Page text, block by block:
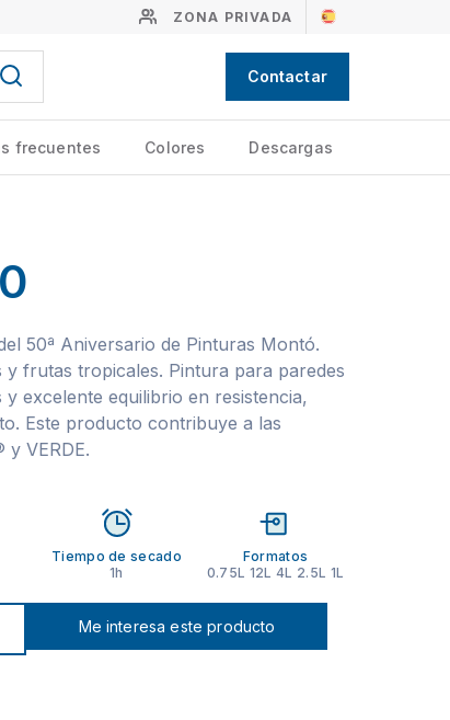
ZONA PRIVADA
Contactar
frecuentes Colores Descargas
50ª Aniversario de Pinturas Montó.
frutas tropicales. Pintura para paredes
excelente equilibrio en resistencia,
Este producto contribuye a las
y VERDE.
Tiempo de secado
1h
Formatos
0.75L 12L 4L 2.5L 1L
Me interesa este producto